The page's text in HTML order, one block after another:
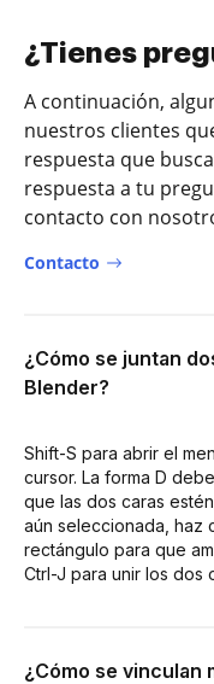
¿Tienes
A continuación,
nuestros clientes
respuesta que
respuesta a tu
contacto con
Contacto
¿Cómo se juntan
Blender?
Shift-S para abrir el
cursor. La forma D
que las dos caras
aún seleccionada, haz
rectángulo para que
Ctrl-J para unir los dos
¿Cómo se vinculan